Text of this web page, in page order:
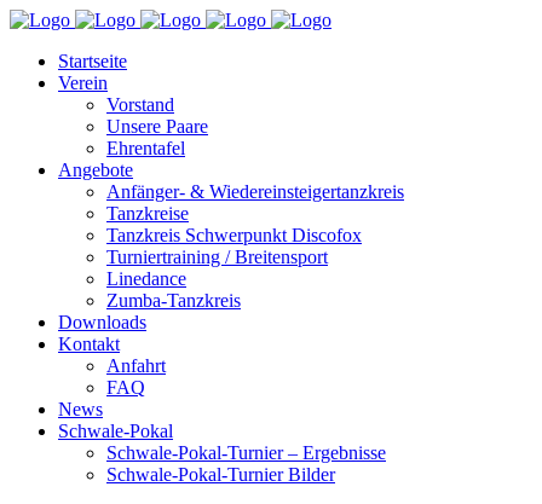
Startseite
Verein
Vorstand
Unsere Paare
Ehrentafel
Angebote
Anfänger- & Wiedereinsteigertanzkreis
Tanzkreise
Tanzkreis Schwerpunkt Discofox
Turniertraining / Breitensport
Linedance
Zumba-Tanzkreis
Downloads
Kontakt
Anfahrt
FAQ
News
Schwale-Pokal
Schwale-Pokal-Turnier – Ergebnisse
Schwale-Pokal-Turnier Bilder